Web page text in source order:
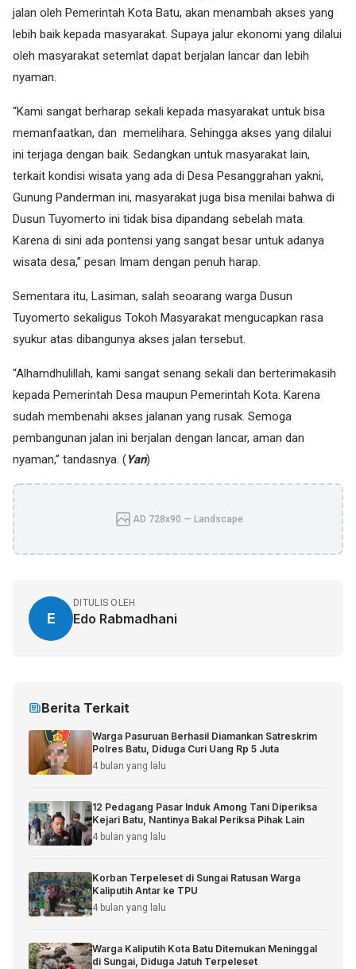
jalan oleh Pemerintah Kota Batu, akan menambah akses yang
lebih baik kepada masyarakat. Supaya jalur ekonomi yang dilalui
oleh masyarakat setemlat dapat berjalan lancar dan lebih
nyaman.
“Kami sangat berharap sekali kepada masyarakat untuk bisa
memanfaatkan, dan memelihara. Sehingga akses yang dilalui
ini terjaga dengan baik. Sedangkan untuk masyarakat lain,
terkait kondisi wisata yang ada di Desa Pesanggrahan yakni,
Gunung Panderman ini, masyarakat juga bisa menilai bahwa di
Dusun Tuyomerto ini tidak bisa dipandang sebelah mata.
Karena di sini ada pontensi yang sangat besar untuk adanya
wisata desa,” pesan Imam dengan penuh harap.
Sementara itu, Lasiman, salah seoarang warga Dusun
Tuyomerto sekaligus Tokoh Masyarakat mengucapkan rasa
syukur atas dibangunya akses jalan tersebut.
“Alhamdhulillah, kami sangat senang sekali dan berterimakasih
kepada Pemerintah Desa maupun Pemerintah Kota. Karena
sudah membenahi akses jalanan yang rusak. Semoga
pembangunan jalan ini berjalan dengan lancar, aman dan
nyaman,” tandasnya. (Yan)
AD 728x90 — Landscape
E
DITULIS OLEH
Edo Rabmadhani
Berita Terkait
Warga Pasuruan Berhasil Diamankan Satreskrim
Polres Batu, Diduga Curi Uang Rp 5 Juta
4 bulan yang lalu
12 Pedagang Pasar Induk Among Tani Diperiksa
Kejari Batu, Nantinya Bakal Periksa Pihak Lain
4 bulan yang lalu
Korban Terpeleset di Sungai Ratusan Warga
Kaliputih Antar ke TPU
4 bulan yang lalu
Warga Kaliputih Kota Batu Ditemukan Meninggal
di Sungai, Diduga Jatuh Terpeleset